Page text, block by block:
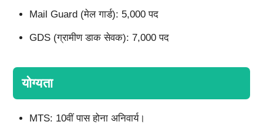
Mail Guard (मेल गार्ड): 5,000 पद
GDS (ग्रामीण डाक सेवक): 7,000 पद
योग्यता
MTS: 10वीं पास होना अनिवार्य।